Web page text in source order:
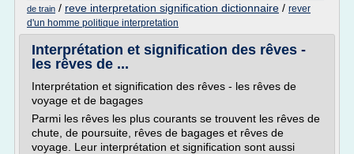
de train / reve interpretation signification dictionnaire / rever
d'un homme politique interpretation
Interprétation et signification des rêves -
les rêves de ...
Interprétation et signification des rêves - les rêves de
voyage et de bagages
Parmi les rêves les plus courants se trouvent les rêves de
chute, de poursuite, rêves de bagages et rêves de
voyage. Leur interprétation et signification sont aussi